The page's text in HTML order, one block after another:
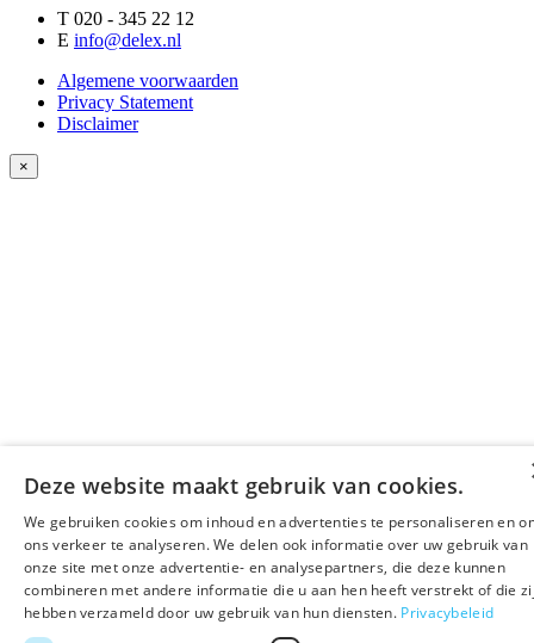
T 020 - 345 22 12
E info@delex.nl
Algemene voorwaarden
Privacy Statement
Disclaimer
×
Deze website maakt gebruik van cookies.
We gebruiken cookies om inhoud en advertenties te personaliseren en
ons verkeer te analyseren. We delen ook informatie over uw gebruik van
onze site met onze advertentie- en analysepartners, die deze kunnen
combineren met andere informatie die u aan hen heeft verstrekt of die
hebben verzameld door uw gebruik van hun diensten. Privacybeleid